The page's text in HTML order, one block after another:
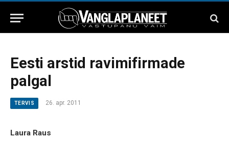
Eesti arstid ravimifirmade
palgal
TERVIS 26. apr. 2011
Laura Raus